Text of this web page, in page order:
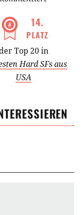
14.
PLATZ
der Top 20 in
Hard SFs aus
USA